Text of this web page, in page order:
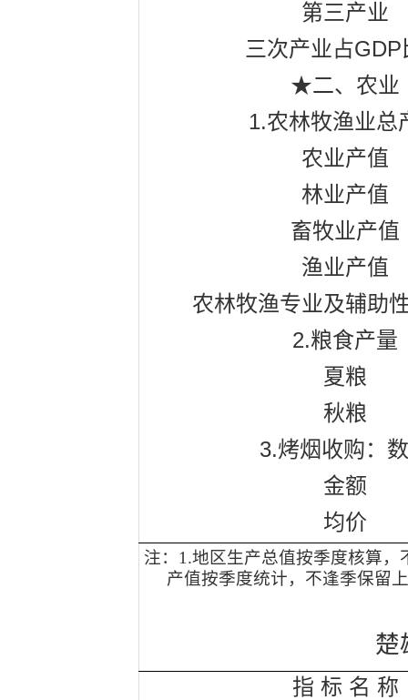
第三产业
三次产业占GDP
★二、农业
1.农林牧渔业总
农业产值
林业产值
畜牧业产值
渔业产值
农林牧渔专业及辅助
2.粮食产量
夏粮
秋粮
3.烤烟收购：
金额
均价
注： 1.地区生产总值按季度核算，
产值按季度统计，不逢季保留
楚
指 标 名 称